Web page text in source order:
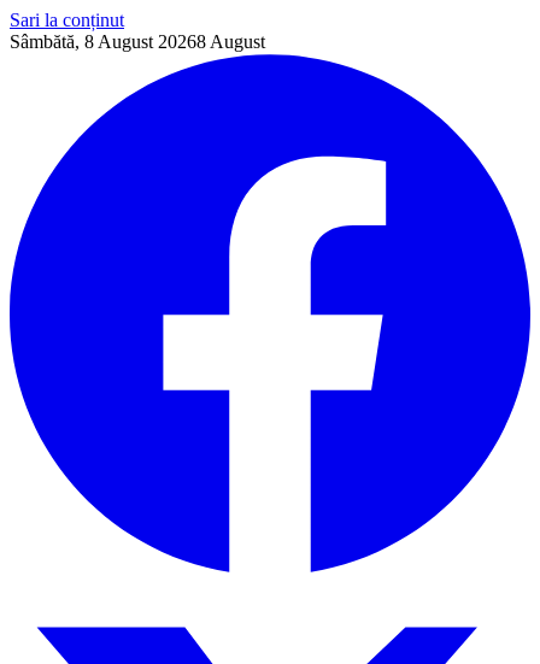
Sari la conținut
Sâmbătă, 8 August 20268 August